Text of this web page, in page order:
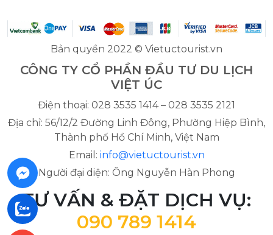
Bản quyền 2022 © Vietuctourist.vn
CÔNG TY CỔ PHẦN ĐẦU TƯ DU LỊCH
VIỆT ÚC
Điện thoại: 028 3535 1414 – 028 3535 2121
Địa chỉ: 56/12/2 Đường Linh Đông, Phường Hiệp Bình,
Thành phố Hồ Chí Minh, Việt Nam
Email: info@vietuctourist.vn
Người đại diện: Ông Nguyễn Hàn Phong
TƯ VẤN & ĐẶT DỊCH VỤ:
090 789 1414